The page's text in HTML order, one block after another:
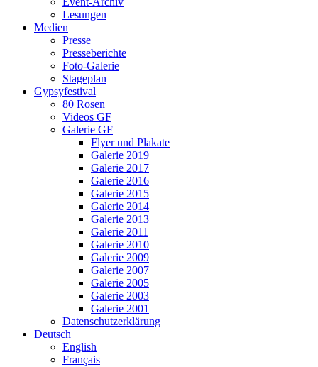
Lesungen
Medien
Presse
Presseberichte
Foto-Galerie
Stageplan
Gypsyfestival
80 Rosen
Videos GF
Galerie GF
Flyer und Plakate
Galerie 2019
Galerie 2017
Galerie 2016
Galerie 2015
Galerie 2014
Galerie 2013
Galerie 2011
Galerie 2010
Galerie 2009
Galerie 2007
Galerie 2005
Galerie 2003
Galerie 2001
Datenschutzerklärung
Deutsch
English
Français